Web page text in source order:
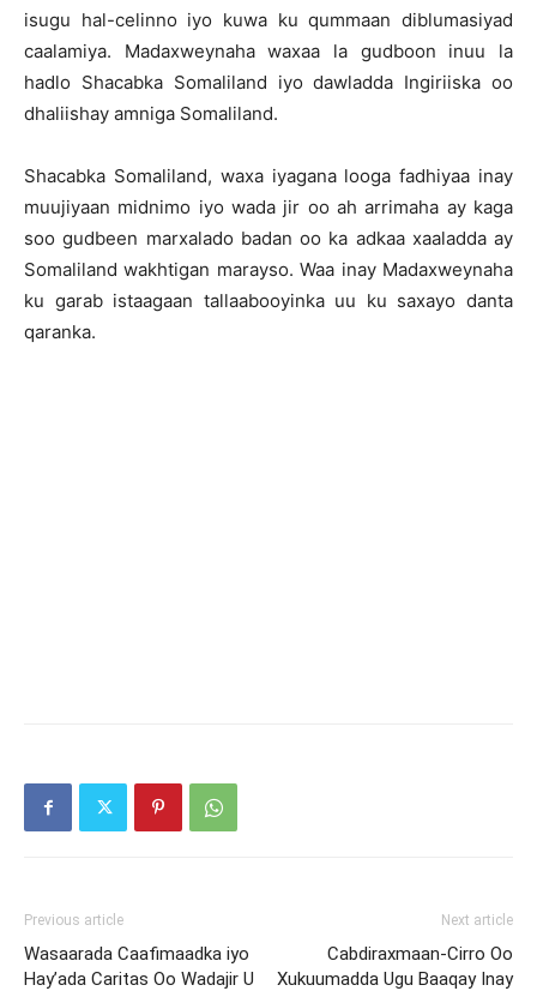
isugu hal-celinno iyo kuwa ku qummaan diblumasiyad
caalamiya. Madaxweynaha waxaa la gudboon inuu la
hadlo Shacabka Somaliland iyo dawladda Ingiriiska oo
dhaliishay amniga Somaliland.
Shacabka Somaliland, waxa iyagana looga fadhiyaa inay
muujiyaan midnimo iyo wada jir oo ah arrimaha ay kaga
soo gudbeen marxalado badan oo ka adkaa xaaladda ay
Somaliland wakhtigan marayso. Waa inay Madaxweynaha
ku garab istaagaan tallaabooyinka uu ku saxayo danta
qaranka.
Previous article
Wasaarada Caafimaadka iyo
Hay’ada Caritas Oo Wadajir U
Next article
Cabdiraxmaan-Cirro Oo
Xukuumadda Ugu Baaqay Inay